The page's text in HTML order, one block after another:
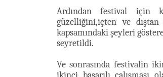
Ardından festival için
güzelliğini,içten ve
kapsamındaki şeyleri
seyretildi.
Ve sonrasında festivalin